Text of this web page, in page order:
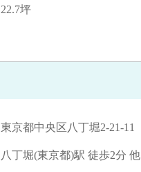
22.7坪
東京都中央区八丁堀2-21-11
八丁堀(東京都)駅 徒歩2分 他